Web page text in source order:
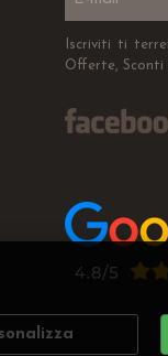
Iscriviti ti
Offerte,